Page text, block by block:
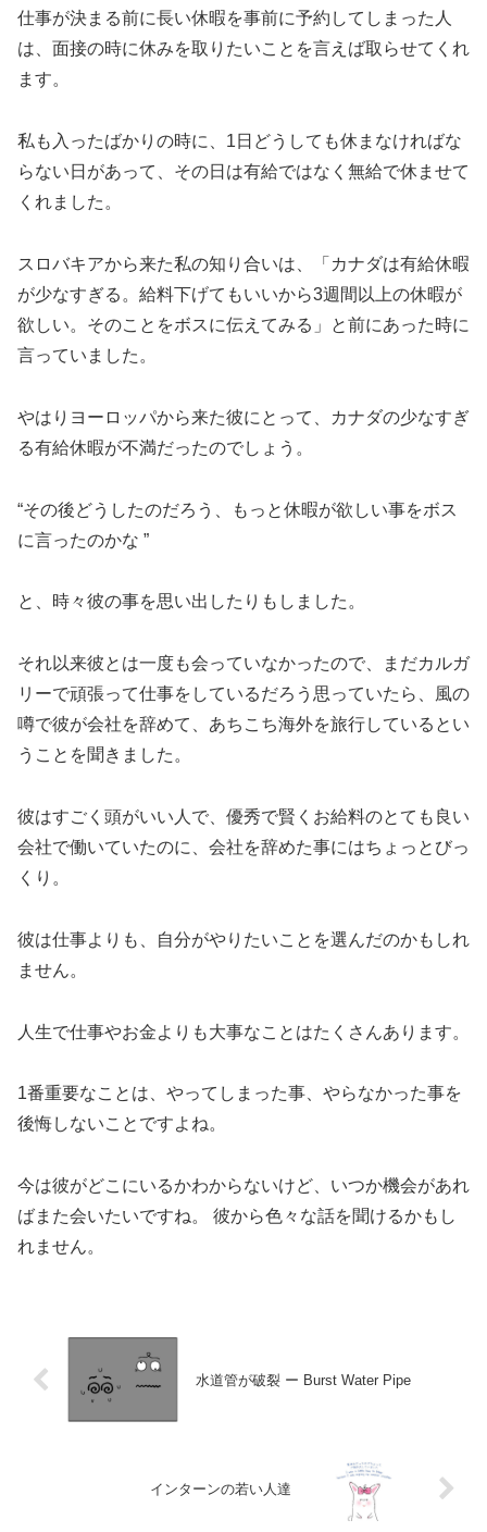
仕事が決まる前に長い休暇を事前に予約してしまった人
は、面接の時に休みを取りたいことを言えば取らせてくれ
ます。
私も入ったばかりの時に、1日どうしても休まなければな
らない日があって、その日は有給ではなく無給で休ませて
くれました。
スロバキアから来た私の知り合いは、「カナダは有給休暇
が少なすぎる。給料下げてもいいから3週間以上の休暇が
欲しい。そのことをボスに伝えてみる」と前にあった時に
言っていました。
やはりヨーロッパから来た彼にとって、カナダの少なすぎ
る有給休暇が不満だったのでしょう。
“その後どうしたのだろう、もっと休暇が欲しい事をボス
に言ったのかな ”
と、時々彼の事を思い出したりもしました。
それ以来彼とは一度も会っていなかったので、まだカルガ
リーで頑張って仕事をしているだろう思っていたら、風の
噂で彼が会社を辞めて、あちこち海外を旅行しているとい
うことを聞きました。
彼はすごく頭がいい人で、優秀で賢くお給料のとても良い
会社で働いていたのに、会社を辞めた事にはちょっとびっ
くり。
彼は仕事よりも、自分がやりたいことを選んだのかもしれ
ません。
人生で仕事やお金よりも大事なことはたくさんあります。
1番重要なことは、やってしまった事、やらなかった事を
後悔しないことですよね。
今は彼がどこにいるかわからないけど、いつか機会があれ
ばまた会いたいですね。 彼から色々な話を聞けるかもし
れません。
水道管が破裂 ー Burst Water Pipe
インターンの若い人達